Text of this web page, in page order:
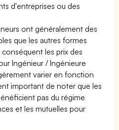
d'entreprises ou des
ont généralement des
que les autres formes
les prix des
Ingénieur / Ingénieure
varier en fonction
important de noter que les
pas du régime
et les mutuelles pour